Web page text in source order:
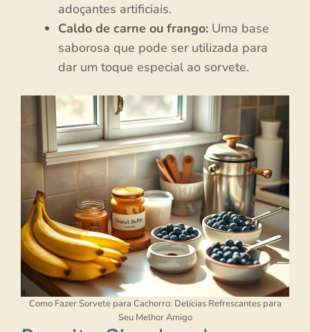
adoçantes artificiais.
Caldo de carne ou frango: Uma base
saborosa que pode ser utilizada para
dar um toque especial ao sorvete.
Como Fazer Sorvete para Cachorro: Delícias Refrescantes para
Seu Melhor Amigo